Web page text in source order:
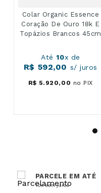
Colar Organic Essence
Coração De Ouro 18k E
Topázios Brancos 45cm
Até10x de
R$ 592,00 s/ juros
R$ 5. 920, 00 no PIX
PARCELE EM ATÉ
10x sem juros